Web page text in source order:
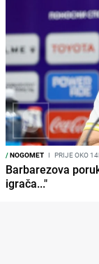
/NOGOMET I PRIJE OKO
Barbarezova
igrača..."